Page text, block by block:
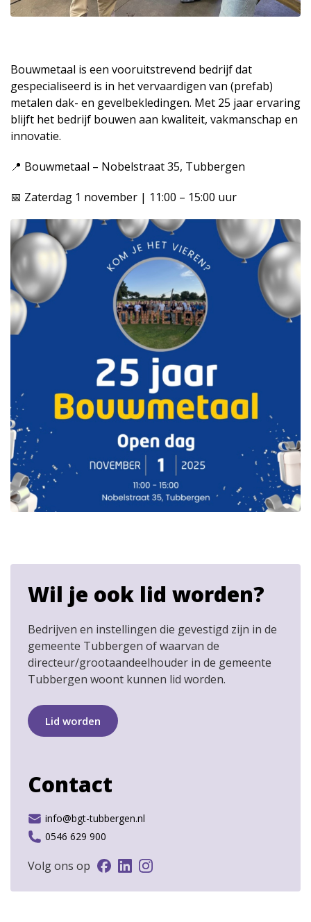
Bouwmetaal is een vooruitstrevend bedrijf dat
gespecialiseerd is in het vervaardigen van (prefab)
metalen dak- en gevelbekledingen. Met 25 jaar ervaring
blijft het bedrijf bouwen aan kwaliteit, vakmanschap en
innovatie.
📍 Bouwmetaal – Nobelstraat 35, Tubbergen
📅 Zaterdag 1 november | 11:00 – 15:00 uur
Wil je ook lid worden?
Bedrijven en instellingen die gevestigd zijn in de
gemeente Tubbergen of waarvan de
directeur/grootaandeelhouder in de gemeente
Tubbergen woont kunnen lid worden.
Lid worden
Contact
info@bgt-tubbergen.nl
0546 629 900
Volg ons op